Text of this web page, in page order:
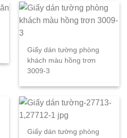
Giấy dán tường phòng
khách màu hồng trơn
3009-3
Giấy dán tường phòng